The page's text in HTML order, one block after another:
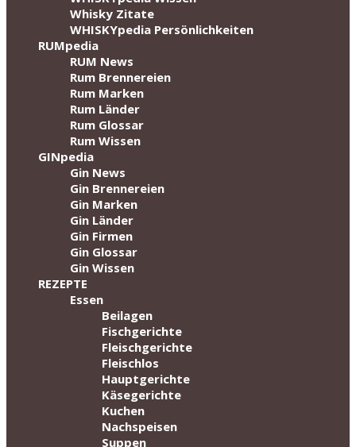
Whisky Zitate
WHISKYpedia Persönlichkeiten
RUMpedia
RUM News
Rum Brennereien
Rum Marken
Rum Länder
Rum Glossar
Rum Wissen
GINpedia
Gin News
Gin Brennereien
Gin Marken
Gin Länder
Gin Firmen
Gin Glossar
Gin Wissen
REZEPTE
Essen
Beilagen
Fischgerichte
Fleischgerichte
Fleischlos
Hauptgerichte
Käsegerichte
Kuchen
Nachspeisen
Suppen